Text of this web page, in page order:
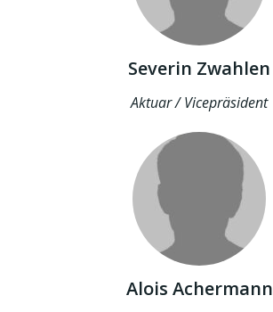
Severin Zwahlen
Aktuar / Vicepräsident
Alois Achermann